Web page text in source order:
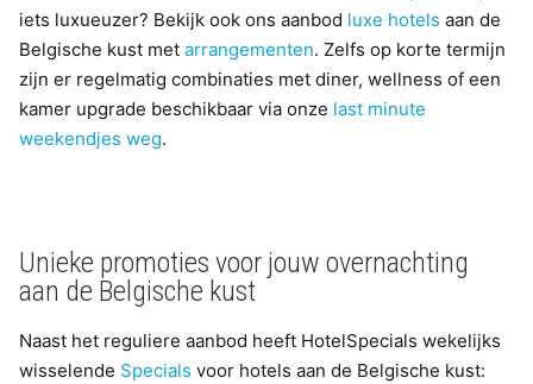
iets luxueuzer? Bekijk ook ons aanbod luxe hotels aan de
Belgische kust met arrangementen. Zelfs op korte termijn
zijn er regelmatig combinaties met diner, wellness of een
kamer upgrade beschikbaar via onze last minute
weekendjes weg.
Unieke promoties voor jouw overnachting
aan de Belgische kust
Naast het reguliere aanbod heeft HotelSpecials wekelijks
wisselende Specials voor hotels aan de Belgische kust: